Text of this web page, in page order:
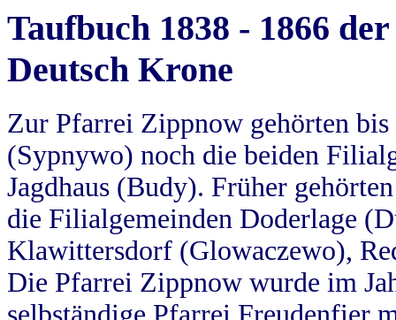
Taufbuch 1838 - 1866
Deutsch Krone
Zur Pfarrei Zippnow gehörten
(Sypnywo) noch die beiden
Jagdhaus (Budy). Früher
die Filialgemeinden Doderlage
Klawittersdorf (Glowaczewo),
Die Pfarrei Zippnow wurde im